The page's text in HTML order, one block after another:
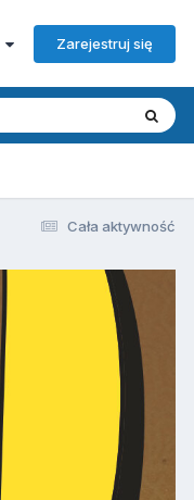
Zarejestruj się
Cała aktywność